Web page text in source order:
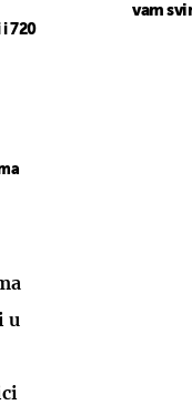
720
u
vam